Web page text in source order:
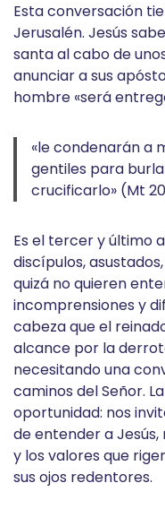
Esta conversación
Jerusalén. Jesús
santa al cabo de
anunciar a sus
hombre «será
«le condenarán a
gentiles para
crucificarlo» (Mt
Es el tercer y último
discípulos,
quizá no quieren
incomprensiones y
cabeza que el
alcance por la
necesitando una
caminos del Señor.
oportunidad: nos
de entender a
y los valores que
sus ojos redentores.